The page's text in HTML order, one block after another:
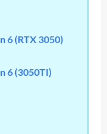
6 (RTX 3050)
6 (3050TI)